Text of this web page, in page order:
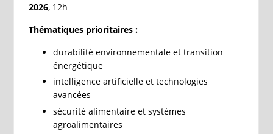
2026, 12h
Thématiques prioritaires :
durabilité environnementale et transition
énergétique
intelligence artificielle et technologies
avancées
sécurité alimentaire et systèmes
agroalimentaires